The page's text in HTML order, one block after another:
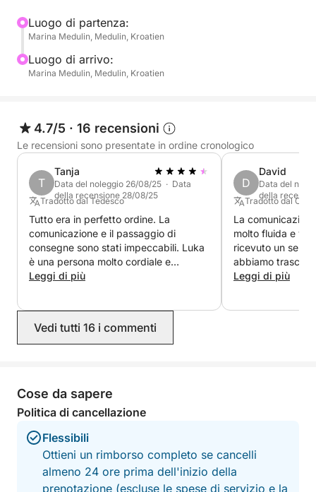
Se non possedete la patente nautica o esperienza di
navigazione, possiamo fornirvi uno dei nostri
skipper professionisti al costo di 150 € al giorno.
esplorare numerose località incantevoli e godervi la
costa croata.
Per ulteriori informazioni, contattateci tramite la
piattaforma Click&Boat.
Speriamo di vedervi presto!
Luogo di partenza:
Marina Medulin, Medulin, Kroatien
Luogo di arrivo:
Marina Medulin, Medulin, Kroatien
4.7/5 · 16 recensioni
Le recensioni sono presentate in ordine cronologico
T
Tanja
Data del noleggio 26/08/25 · Data
della recensione 28/08/25
Tradotto dal Tedesco
Tutto era in perfetto ordine. La
comunicazione e il passaggio di
consegne sono stati impeccabili. Luka
è una persona molto cordiale e
prenoteremmo di nuovo una barca con
Leggi di più
D
David
Data del
della
Tradotto dal
La
molto fluida e
ricevuto un
abbiamo
fantastica su
Leggi di più
Vedi tutti 16 i commenti
Cose da sapere
Politica di cancellazione
Flessibili
Ottieni un rimborso completo se cancelli
almeno 24 ore prima dell'inizio della
prenotazione (escluse le spese di servizio e la